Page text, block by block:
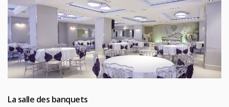
La salle des banquets